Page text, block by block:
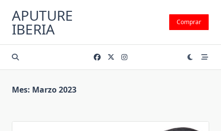
contenido
APUTURE
IBERIA Comprar
Mes: Marzo 2023